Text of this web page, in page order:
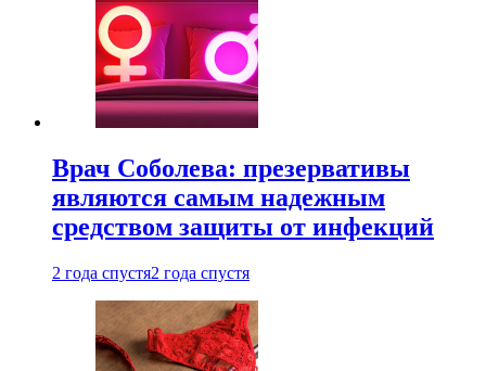
Врач Соболева: презервативы
являются самым надежным
средством защиты от инфекций
2 года спустя2 года спустя